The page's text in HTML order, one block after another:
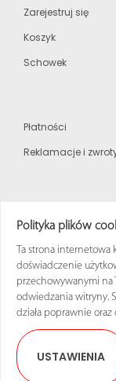
Zarejestruj się
Koszyk
Schowek
Płatności
Reklamacje i
Strona główna
Katalog produktów
Regulamin
©
Polityka plików
Ta strona
doświadczenie
przechowywanymi
odwiedzania witryny.
działa poprawnie
USTAWIENIA